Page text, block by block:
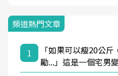
頻道熱門文章
1
「如果可以瘦20公
勵...」這是一個宅男